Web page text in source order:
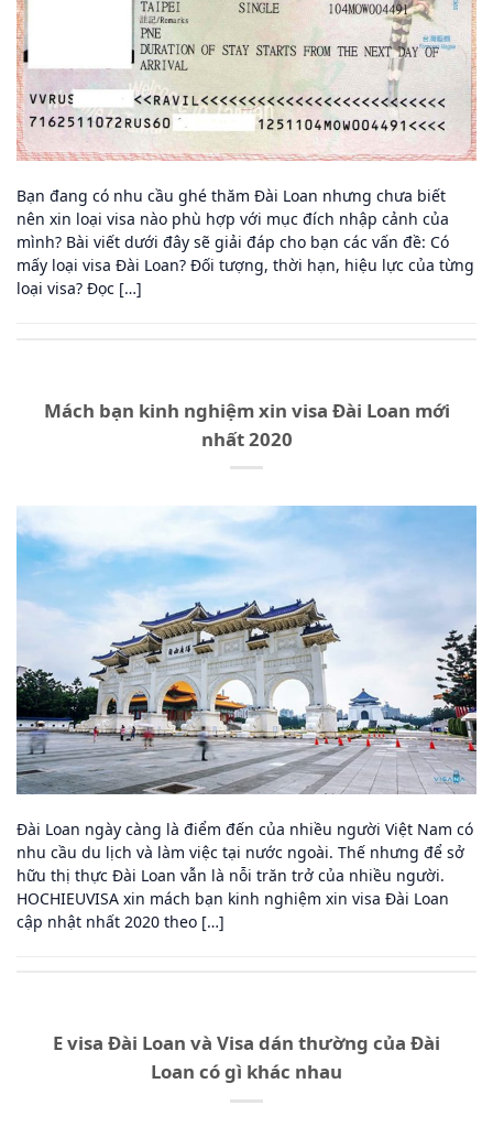
Bạn đang có nhu cầu ghé thăm Đài Loan nhưng chưa biết
nên xin loại visa nào phù hợp với mục đích nhập cảnh của
mình? Bài viết dưới đây sẽ giải đáp cho bạn các vấn đề: Có
mấy loại visa Đài Loan? Đối tượng, thời hạn, hiệu lực của từng
loại visa? Đọc […]
Mách bạn kinh nghiệm xin visa Đài Loan mới
nhất 2020
Đài Loan ngày càng là điểm đến của nhiều người Việt Nam có
nhu cầu du lịch và làm việc tại nước ngoài. Thế nhưng để sở
hữu thị thực Đài Loan vẫn là nỗi trăn trở của nhiều người.
HOCHIEUVISA xin mách bạn kinh nghiệm xin visa Đài Loan
cập nhật nhất 2020 theo […]
E visa Đài Loan và Visa dán thường của Đài
Loan có gì khác nhau